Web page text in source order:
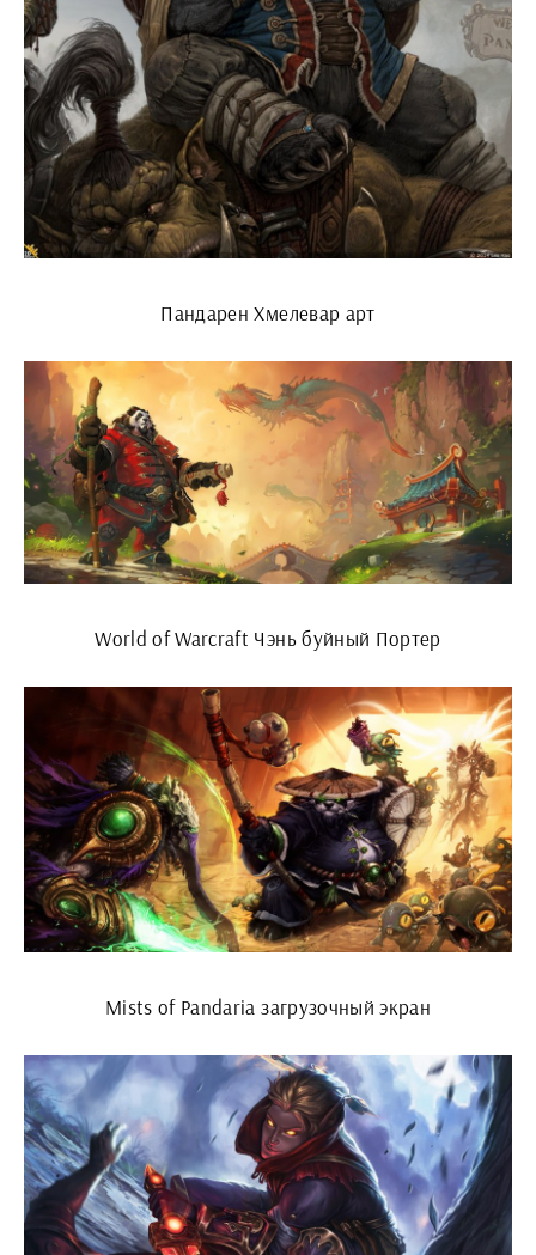
Пандарен Хмелевар арт
World of Warcraft Чэнь буйный Портер
Mists of Pandaria загрузочный экран